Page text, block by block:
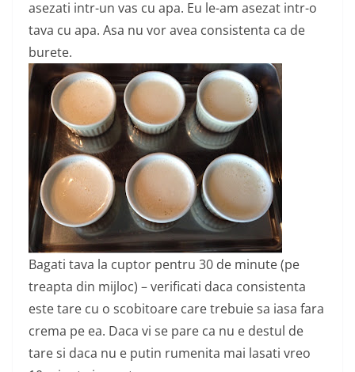
asezati intr-un vas cu apa. Eu le-am asezat intr-o
tava cu apa. Asa nu vor avea consistenta ca de
burete.
Bagati tava la cuptor pentru 30 de minute (pe
treapta din mijloc) – verificati daca consistenta
este tare cu o scobitoare care trebuie sa iasa fara
crema pe ea. Daca vi se pare ca nu e destul de
tare si daca nu e putin rumenita mai lasati vreo